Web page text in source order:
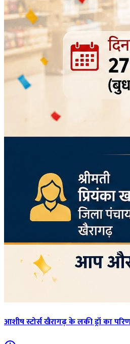
आशीष स्टोर्स खैरागढ़ के लकी ड्रॉ का